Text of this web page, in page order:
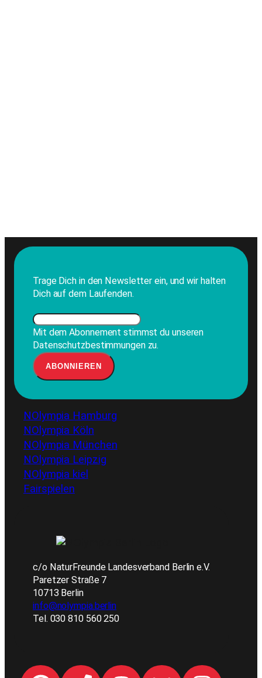
Trage Dich in den Newsletter ein, und wir halten
Dich auf dem Laufenden.
Mit dem Abonnement stimmst du unseren
Datenschutzbestimmungen zu.
NOlympia Hamburg
NOlympia Köln
NOlympia München
NOlympia Leipzig
NOlympia kiel
Fairspielen
c/o NaturFreunde Landesverband Berlin e.V.
Paretzer Straße 7
10713 Berlin
info@nolympia.berlin
Tel. 030 810 560 250